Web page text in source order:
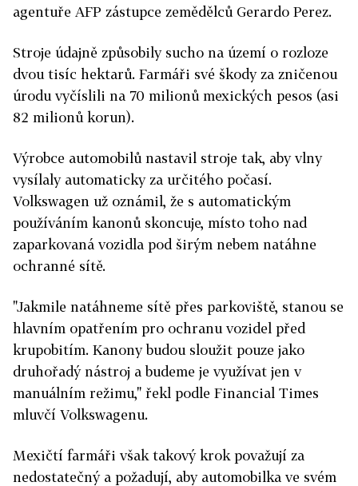
agentuře AFP zástupce zemědělců Gerardo Perez.
Stroje údajně způsobily sucho na území o rozloze
dvou tisíc hektarů. Farmáři své škody za zničenou
úrodu vyčíslili na 70 milionů mexických pesos (asi
82 milionů korun).
Výrobce automobilů nastavil stroje tak, aby vlny
vysílaly automaticky za určitého počasí.
Volkswagen už oznámil, že s automatickým
používáním kanonů skoncuje, místo toho nad
zaparkovaná vozidla pod širým nebem natáhne
ochranné sítě.
"Jakmile natáhneme sítě přes parkoviště, stanou se
hlavním opatřením pro ochranu vozidel před
krupobitím. Kanony budou sloužit pouze jako
druhořadý nástroj a budeme je využívat jen v
manuálním režimu," řekl podle Financial Times
mluvčí Volkswagenu.
Mexičtí farmáři však takový krok považují za
nedostatečný a požadují, aby automobilka ve svém